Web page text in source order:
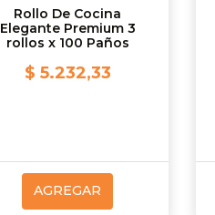
Rollo De Cocina
Elegante Premium 3
rollos x 100 Paños
$ 5.232,33
AGREGAR